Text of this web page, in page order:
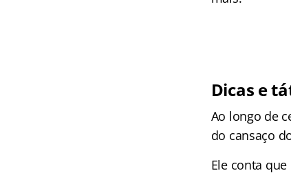
Dicas e
Ao longo de
do cansaço
Ele conta